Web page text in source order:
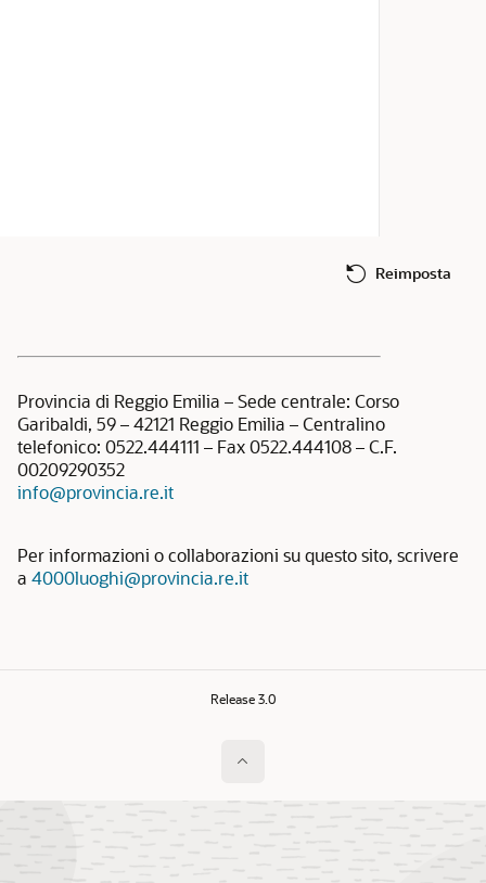
Reimposta
Provincia di Reggio Emilia – Sede centrale: Corso
Garibaldi, 59 – 42121 Reggio Emilia – Centralino
telefonico: 0522.444111 – Fax 0522.444108 – C.F.
00209290352
info@provincia.re.it
Per informazioni o collaborazioni su questo sito, scrivere
a 4000luoghi@provincia.re.it
Release 3.0